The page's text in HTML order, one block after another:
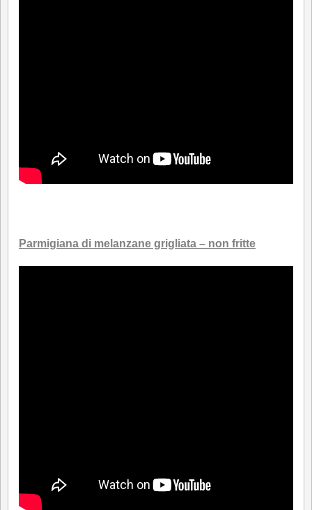
Parmigiana di melanzane grigliata – non fritte